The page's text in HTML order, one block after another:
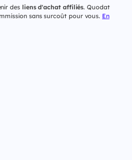
des liens d'achat affiliés. Quodat
sans surcoût pour vous. En